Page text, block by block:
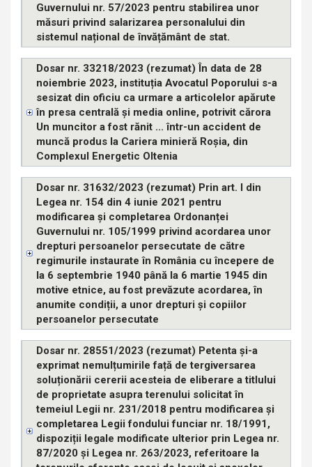
Guvernului nr. 57/2023 pentru stabilirea unor
măsuri privind salarizarea personalului din
sistemul național de învățământ de stat.
Dosar nr. 33218/2023 (rezumat) În data de 28
noiembrie 2023, instituția Avocatul Poporului s-a
sesizat din oficiu ca urmare a articolelor apărute
în presa centrală și media online, potrivit cărora
Un muncitor a fost rănit ... într-un accident de
muncă produs la Cariera minieră Roșia, din
Complexul Energetic Oltenia
Dosar nr. 31632/2023 (rezumat) Prin art. I din
Legea nr. 154 din 4 iunie 2021 pentru
modificarea și completarea Ordonanței
Guvernului nr. 105/1999 privind acordarea unor
drepturi persoanelor persecutate de către
regimurile instaurate în România cu începere de
la 6 septembrie 1940 până la 6 martie 1945 din
motive etnice, au fost prevăzute acordarea, în
anumite condiții, a unor drepturi și copiilor
persoanelor persecutate
Dosar nr. 28551/2023 (rezumat) Petenta și-a
exprimat nemulțumirile față de tergiversarea
soluționării cererii acesteia de eliberare a titlului
de proprietate asupra terenului solicitat în
temeiul Legii nr. 231/2018 pentru modificarea și
completarea Legii fondului funciar nr. 18/1991,
dispoziții legale modificate ulterior prin Legea nr.
87/2020 și Legea nr. 263/2023, referitoare la